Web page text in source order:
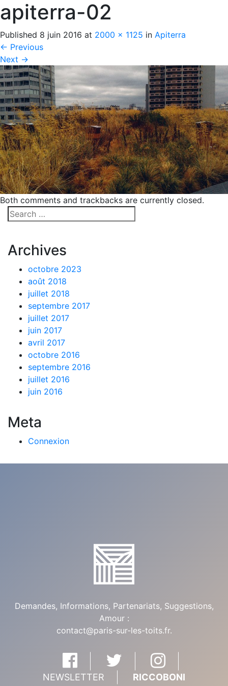
apiterra-02
Published 8 juin 2016 at 2000 × 1125 in Apiterra
← Previous
Next →
Both comments and trackbacks are currently closed.
Archives
octobre 2023
août 2018
juillet 2018
septembre 2017
juillet 2017
juin 2017
avril 2017
octobre 2016
septembre 2016
juillet 2016
juin 2016
Meta
Connexion
Demandes, Informations, Partenariats, Suggestions,
Amour :
contact@paris-sur-les-toits.fr.
NEWSLETTER RICCOBONI